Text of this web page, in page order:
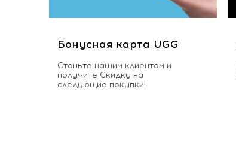
Бонусная карта UGG
Станьте нашим клиентом и
получите Скидку на
следующие покупки!